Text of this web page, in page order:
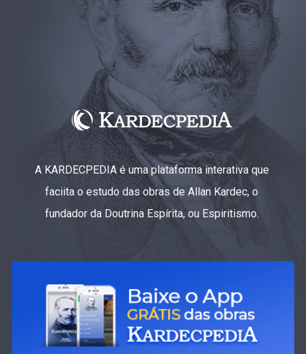
A KARDECPEDIA é uma plataforma interativa que
faciita o estudo das obras de Allan Kardec, o
fundador da Doutrina Espírita, ou Espiritismo.